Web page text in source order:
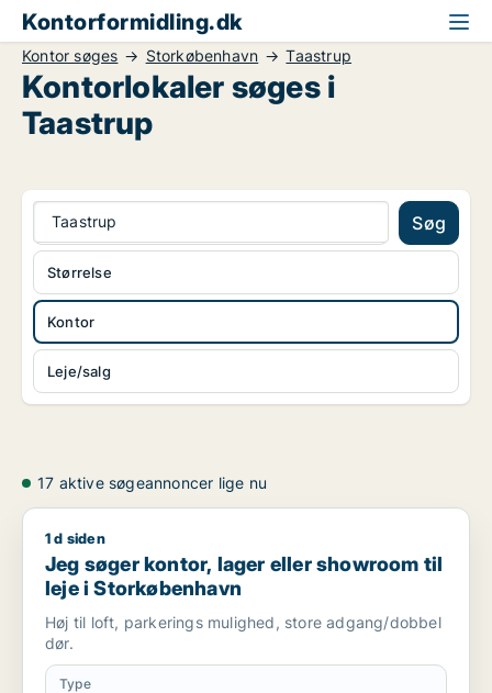
Kontorformidling.dk
Kontor søges Storkøbenhavn Taastrup
Kontorlokaler søges i
Taastrup
Taastrup Søg
Kontor
Leje/salg
Størrelse
17 aktive søgeannoncer lige nu
Jeg søger kontor, lager eller showroom til leje i
1 d siden
Jeg søger kontor, lager eller showroom til
leje i Storkøbenhavn
Høj til loft, parkerings mulighed, store adgang/dobbel
dør.
Type